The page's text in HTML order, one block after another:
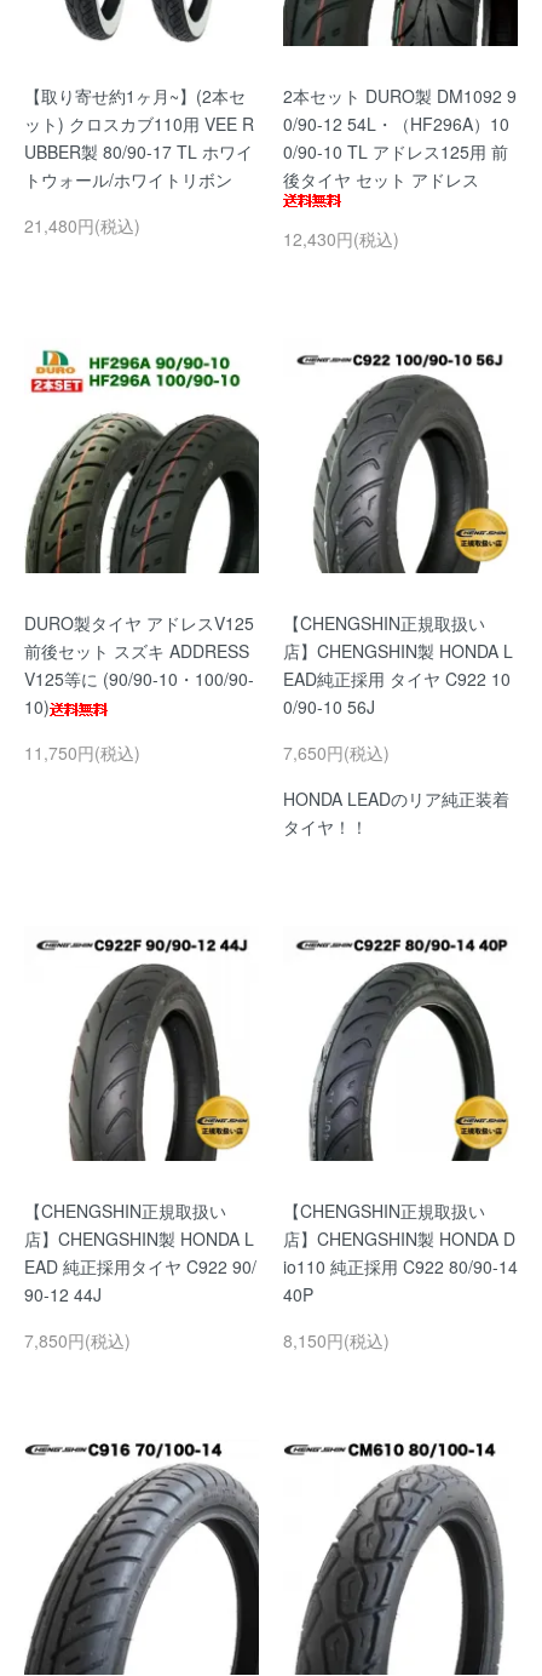
【取り寄せ約1ヶ月~】(2本セ
ット) クロスカブ110用 VEE R
UBBER製 80/90-17 TL ホワイ
トウォール/ホワイトリボン
21,480円(税込)
2本セット DURO製 DM1092 9
0/90-12 54L・（HF296A）10
0/90-10 TL アドレス125用 前
後タイヤ セット アドレス
12,430円(税込)
DURO製タイヤ アドレスV125
前後セット スズキ ADDRESS
V125等に (90/90-10・100/90-
10)
11,750円(税込)
【CHENGSHIN正規取扱い
店】CHENGSHIN製 HONDA L
EAD純正採用 タイヤ C922 10
0/90-10 56J
7,650円(税込)
HONDA LEADのリア純正装着
タイヤ！！
【CHENGSHIN正規取扱い
店】CHENGSHIN製 HONDA L
EAD 純正採用タイヤ C922 90/
90-12 44J
7,850円(税込)
【CHENGSHIN正規取扱い
店】CHENGSHIN製 HONDA D
io110 純正採用 C922 80/90-14
40P
8,150円(税込)